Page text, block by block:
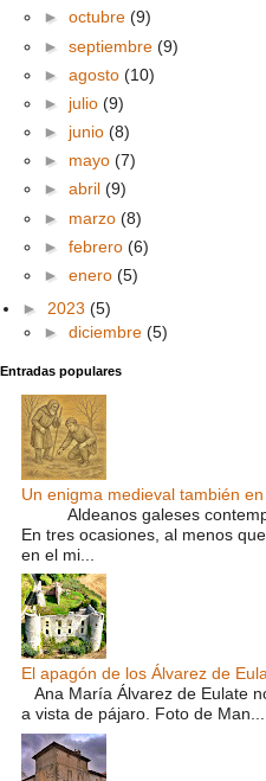
► octubre (9)
► septiembre (9)
► agosto (10)
► julio (9)
► junio (8)
► mayo (7)
► abril (9)
► marzo (8)
► febrero (6)
► enero (5)
► 2023 (5)
► diciembre (5)
Entradas populares
Un enigma medieval también
Aldeanos galeses
En tres ocasiones, al menos
en el mi...
El apagón de los Álvarez de
Ana María Álvarez de Eulate
a vista de pájaro. Foto de Man...